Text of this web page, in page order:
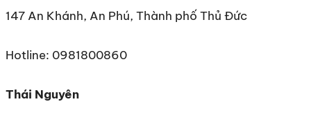
147 An Khánh, An Phú, Thành phố Thủ Đức
Hotline: 0981800860
Thái Nguyên